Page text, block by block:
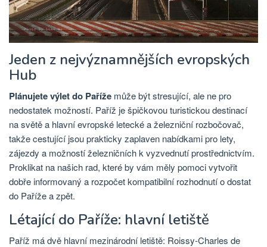
Jeden z nejvýznamnějších evropských
Hub
Plánujete výlet do Paříže může být stresující, ale ne pro
nedostatek možností. Paříž je špičkovou turistickou destinací
na světě a hlavní evropské letecké a železniční rozbočovač,
takže cestující jsou prakticky zaplaven nabídkami pro lety,
zájezdy a možností železničních k vyzvednutí prostřednictvím.
Proklikat na našich rad, které by vám měly pomoci vytvořit
dobře informovaný a rozpočet kompatibilní rozhodnutí o dostat
do Paříže a zpět.
Létající do Paříže: hlavní letiště
Paříž má dvě hlavní mezinárodní letiště: Roissy-Charles de